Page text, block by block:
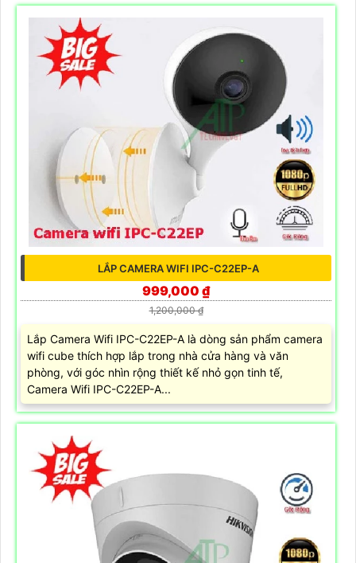
LẮP CAMERA WIFI IPC-C22EP-A
999,000 ₫
1,200,000 ₫
Lắp Camera Wifi IPC-C22EP-A là dòng sản phẩm camera
wifi cube thích hợp lắp trong nhà cửa hàng và văn
phòng, với góc nhìn rộng thiết kế nhỏ gọn tinh tế,
Camera Wifi IPC-C22EP-A...